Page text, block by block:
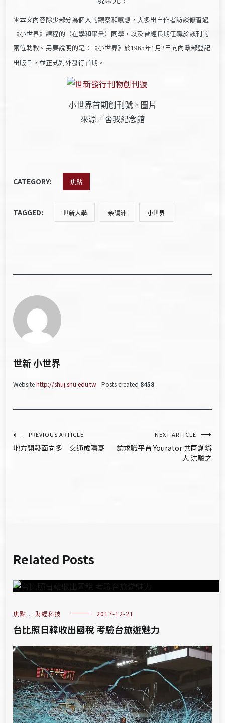
＊本文內容除少部分為個人的觀察和感想，大多出自作者訪談修習過
《小世界》課程的（在學和畢業）同學，以及曾經長期任職於該刊的
兩位助教。另要說明的是：《小世界》於1965年1 月2 日向內政部登記
出版品，並正式對外發行首期。
小世界首期創刊號。圖片
來源／舍我紀念館
CATEGORY: 焦點
TAGGED: 世新大學 余陽洲 小世界
世新 小世界
Websitehttp://shuj.shu.edu.tw Posts created 8458
文
章
PREVIOUS ARTICLE
地方開發面向多 交通成隱憂
NEXT ARTICLE
訪求職平台 Yourator 共同創辦
人 洪駿之
Related Posts
焦點 , 財經科技 2017-12-21
台比照日韓收出國稅 考驗台旅遊魅力